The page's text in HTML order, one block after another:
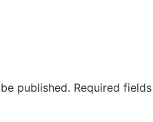
published. Required